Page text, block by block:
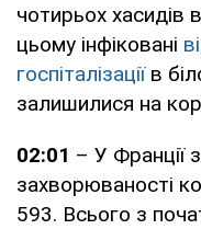
чотирьох хасидів
цьому інфіковані
госпіталізаціїв
залишилися на
02:01 – У Франції
захворюваності
593. Всього з